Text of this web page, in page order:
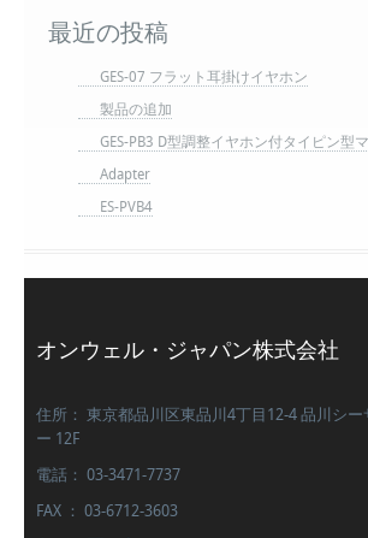
最近の投稿
GES-07 フラット耳掛けイヤホン
製品の追加
GES-PB3 D型調整イヤホン付タイピン型
Adapter
ES-PVB4
オンウェル・ジャパン株式会社
住所： 東京都品川区東品川4丁目12-4 品川シー
ー 12F
電話： 03-3471-7737
FAX ： 03-6712-3603